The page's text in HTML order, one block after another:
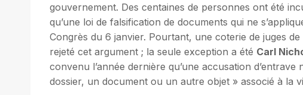
gouvernement. Des centaines de personnes ont été
qu’une loi de falsification de documents qui ne
Congrès du 6 janvier. Pourtant, une coterie de juges
rejeté cet argument ; la seule exception a été Carl
convenu l’année dernière qu’une accusation
dossier, un document ou un autre objet » associé à la